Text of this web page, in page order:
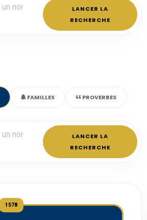
LANCER LA
RECHERCHE
FAMILLES PROVERBES
LANCER LA
RECHERCHE
1578